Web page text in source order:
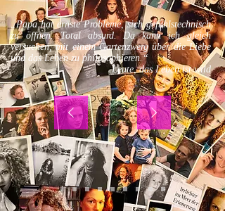
„Papa hat ernste Probleme, sich gefühlstechnisch
zu öffnen. Total absurd. Da kann ich gleich
versuchen, mit einem Gartenzwerg über die Liebe
und das Leben zu philosophieren.“
Leute, das Leben ist wild